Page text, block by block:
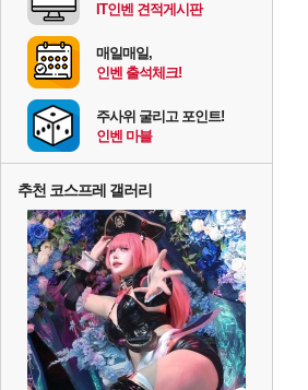
IT인벤 견적게시판
매일매일,
인벤 출석체크!
주사위 굴리고 포인트!
인벤 마블
추천 코스프레 갤러리